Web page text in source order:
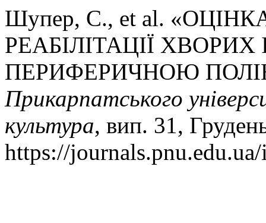
Шупер, С., et al.
РЕАБІЛІТАЦІЇ
ПЕРИФЕРИЧНОЮ
Прикарпатського
культура, вип. 31,
https://